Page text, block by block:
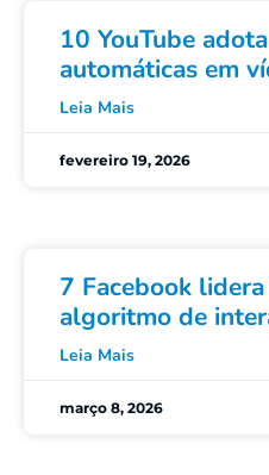
10 YouTube
automáticas em
Leia Mais
fevereiro 19, 2026
7 Facebook
algoritmo de
Leia Mais
março 8, 2026